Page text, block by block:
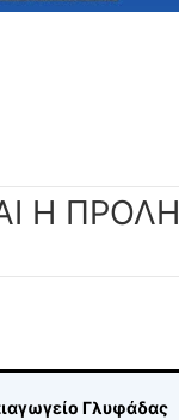
Η
Γλυφάδας